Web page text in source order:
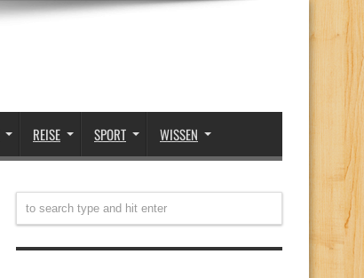
REISE SPORT WISSEN